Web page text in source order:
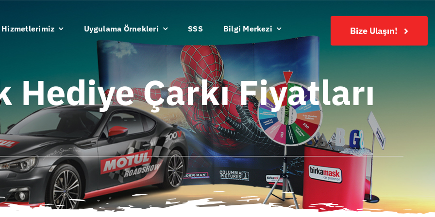
Hizmetlerimiz Uygulama Örnekleri SSS Bilgi Merkezi Bize Ulaşın!
Hediye Çarkı Fiyatları